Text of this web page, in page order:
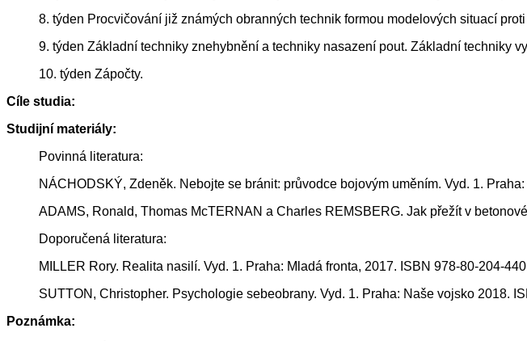
8. týden Procvičování již známých obranných technik formou modelových situací
9. týden Základní techniky znehybnění a techniky nasazení pout. Základní techniky
10. týden Zápočty.
Cíle studia:
Studijní materiály:
Povinná literatura:
NÁCHODSKÝ, Zdeněk. Nebojte se bránit: průvodce bojovým uměním. Vyd. 1.
ADAMS, Ronald, Thomas McTERNAN a Charles REMSBERG. Jak přežít v
Doporučená literatura:
MILLER Rory. Realita nasilí. Vyd. 1. Praha: Mladá fronta, 2017. ISBN 978-80-204-
SUTTON, Christopher. Psychologie sebeobrany. Vyd. 1. Praha: Naše vojsko 2018.
Poznámka: